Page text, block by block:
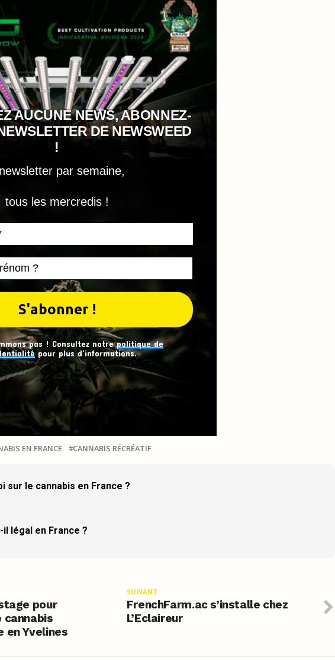
AUCUNE NEWS, ABONNEZ-
DE NEWSWEED
!
par semaine,
tous les mercredis !
pas ! Consultez notrepolitique de
pour plus d’informations.
EN FRANCE CANNABIS RÉCRÉATIF
sur le cannabis en France ?
il légal en France ?
SUIVANT
FrenchFarm.ac s’installe chez
L’Eclaireur
pour
cannabis
en Yvelines